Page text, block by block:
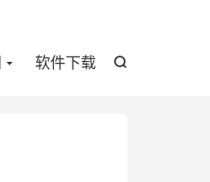

软件下载